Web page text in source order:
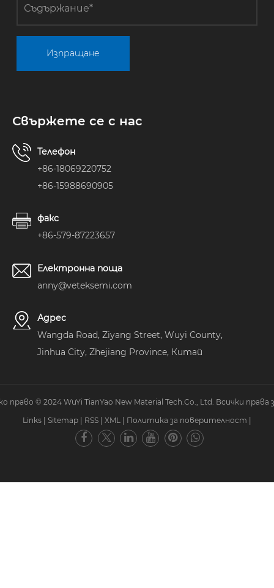
Изпращане
Свържете се с нас
Телефон
+86-18069220752
+86-15988690905
факс
+86-579-87223657
Електронна поща
anny@veteksemi.com
Адрес
Wangda Road, Ziyang Street, Wuyi County,
Jinhua City, Zhejiang Province, Китай
право © 2024 WuYi TianYao New Material Tech.Co., Ltd. Всички права
Links
Sitemap RSS XML Политика за поверителност